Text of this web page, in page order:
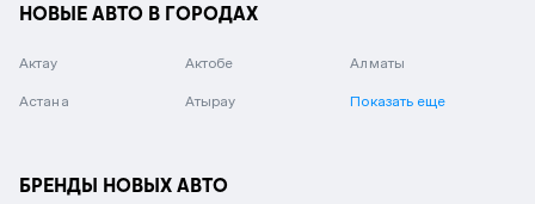
НОВЫЕ АВТО В ГОРОДАХ
Актау Актобе Алматы
Астана Атырау Показать еще
БРЕНДЫ НОВЫХ АВТО